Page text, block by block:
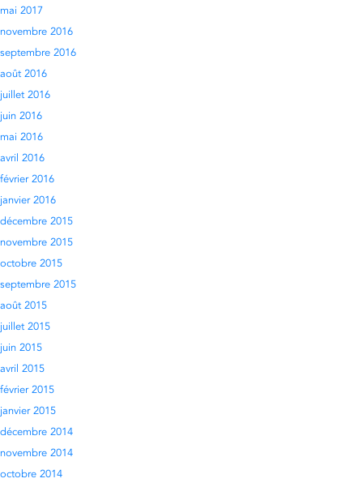
mai 2017
novembre 2016
septembre 2016
août 2016
juillet 2016
juin 2016
mai 2016
avril 2016
février 2016
janvier 2016
décembre 2015
novembre 2015
octobre 2015
septembre 2015
août 2015
juillet 2015
juin 2015
avril 2015
février 2015
janvier 2015
décembre 2014
novembre 2014
octobre 2014